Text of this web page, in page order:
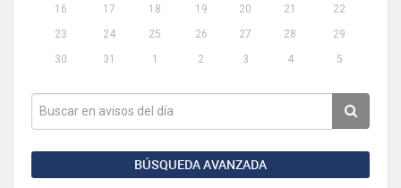
16
17 18 19 20 21
22
23
24 25 26 27 28
29
30
31 1 2 3 4 5
BÚSQUEDA AVANZADA